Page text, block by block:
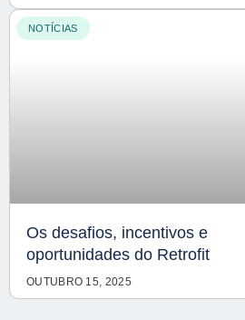
NOTÍCIAS
Os desafios, incentivos e
oportunidades do Retrofit
OUTUBRO 15, 2025